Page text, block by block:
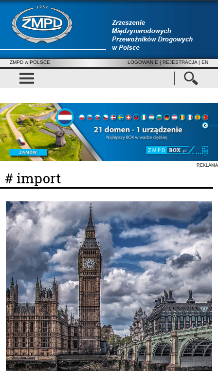
ZMPD w POLSCE LOGOWANIE | REJESTRACJA | EN
REKLAMA
# import